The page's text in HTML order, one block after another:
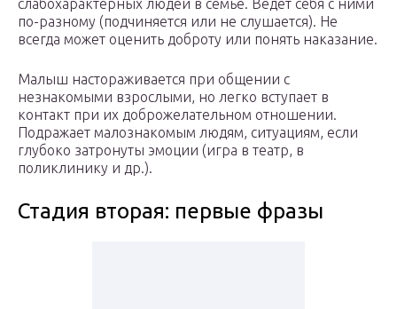
слабохарактерных людей в семье. Ведет себя с ними
по-разному (подчиняется или не слушается). Не
всегда может оценить доброту или понять наказание.
Малыш настораживается при общении с
незнакомыми взрослыми, но легко вступает в
контакт при их доброжелательном отношении.
Подражает малознакомым людям, ситуациям, если
глубоко затронуты эмоции (игра в театр, в
поликлинику и др.).
Стадия вторая: первые фразы